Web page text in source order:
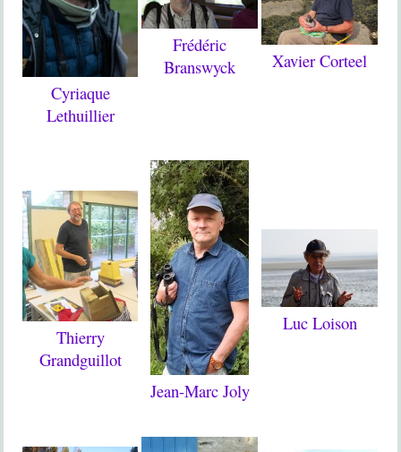
Cyriaque
Lethuillier
Frédéric
Branswyck
Xavier Corteel
Thierry
Grandguillot
Jean-Marc Joly
Luc Loison